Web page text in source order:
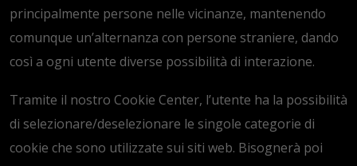
principalmente persone nelle vicinanze, mantenendo
comunque un’alternanza con persone straniere, dando
così a ogni utente diverse possibilità di interazione.
Tramite il nostro Cookie Center, l’utente ha la possibilità
di selezionare/deselezionare le singole categorie di
cookie che sono utilizzate sui siti web. Bisognerà poi